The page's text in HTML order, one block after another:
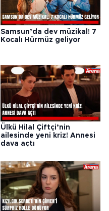
Samsun’da dev müzikal! 7
Kocalı Hürmüz geliyor
Ülkü Hilal Çiftçi’nin
ailesinde yeni kriz! Annesi
dava açtı